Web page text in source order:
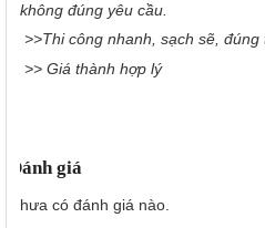
không đúng yêu cầu.
>>Thi công nhanh, sạch sẽ, đúng
>> Giá thành hợp lý
Đánh giá
Chưa có đánh giá nào.